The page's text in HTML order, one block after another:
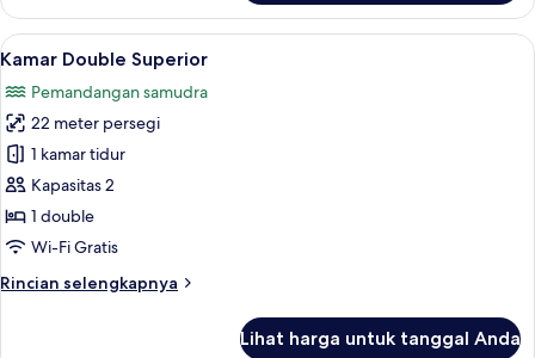
Suite
Lihat
semua
foto
untuk
Kamar
Double
Superior
Meja kerja, ruang kerja ramah
5
Kamar Double Superior
Pemandangan samudra
22 meter persegi
1 kamar tidur
Kapasitas 2
1 double
Wi-Fi Gratis
Rincian selengkapnya
Rincian
Lihat harga untuk tanggal Anda